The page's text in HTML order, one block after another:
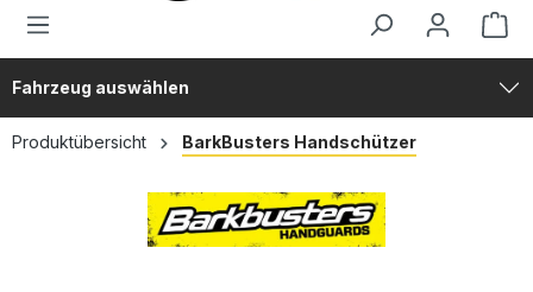
Fahrzeug auswählen
Produktübersicht BarkBusters Handschützer